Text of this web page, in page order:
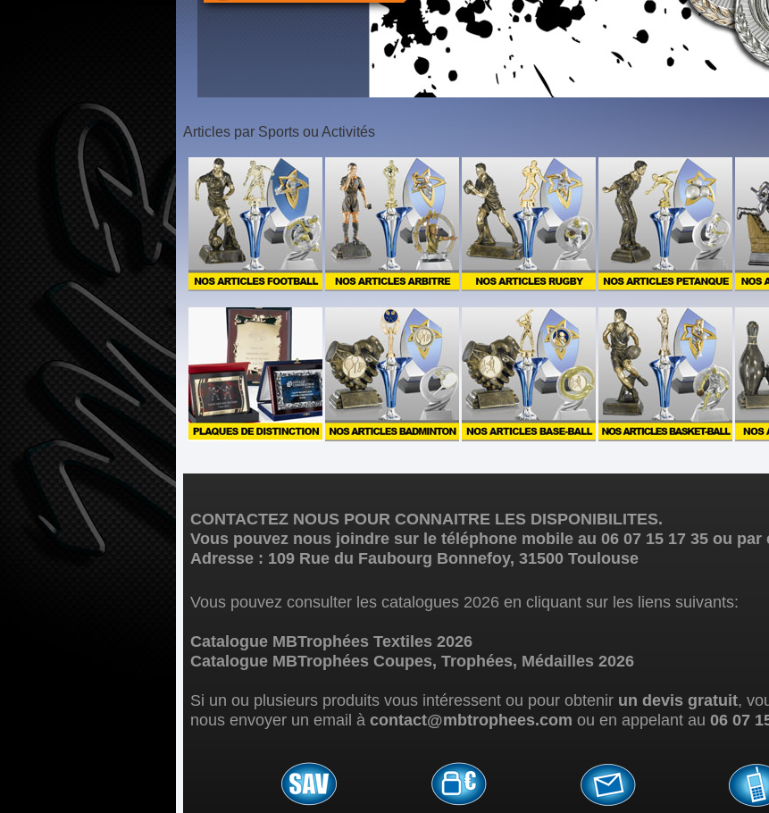
5 1
Articles par Sports ou Activités
CONTACTEZ NOUS POUR CONNAITRE LES DISPONIBILITES.
Vous pouvez nous joindre sur le téléphone mobile au 06 07 15 17 35 ou
Adresse : 109 Rue du Faubourg Bonnefoy, 31500 Toulouse
Vous pouvez consulter les catalogues 2026 en cliquant sur les liens suivants:
Catalogue MBTrophées Textiles 2026
Catalogue MBTrophées Coupes, Trophées, Médailles 2026
Si un ou plusieurs produits vous intéressent ou pour obtenir un devis gratuit,
nous envoyer un email à contact@mbtrophees.com ou en appelant au 06 07